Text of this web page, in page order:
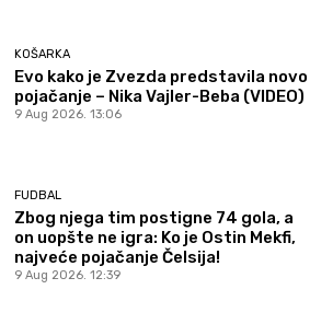
KOŠARKA
Evo kako je Zvezda predstavila novo
pojačanje – Nika Vajler-Beba (VIDEO)
9 Aug 2026. 13:06
FUDBAL
Zbog njega tim postigne 74 gola, a
on uopšte ne igra: Ko je Ostin Mekfi,
najveće pojačanje Čelsija!
9 Aug 2026. 12:39